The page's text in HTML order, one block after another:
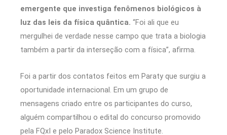
emergente que investiga fenômenos biológicos à
luz das leis da física quântica. “Foi ali que eu
mergulhei de verdade nesse campo que trata a biologia
também a partir da interseção com a física”, afirma.
Foi a partir dos contatos feitos em Paraty que surgiu a
oportunidade internacional. Em um grupo de
mensagens criado entre os participantes do curso,
alguém compartilhou o edital do concurso promovido
pela FQxI e pelo Paradox Science Institute.